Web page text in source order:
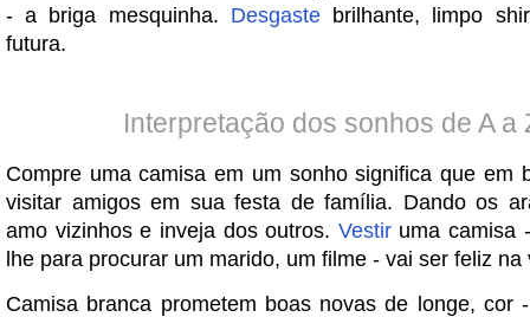
- a briga mesquinha. Desgastebrilhante, limpo
futura.
Interpretação dos sonhos de A a
Compre uma camisa em um sonho significa que em
visitar amigos em sua festa de família. Dando os
amo vizinhos e inveja dos outros. Vestiruma camisa
lhe para procurar um marido, um filme - vai ser feliz na
Camisa branca prometem boas novas de longe, cor